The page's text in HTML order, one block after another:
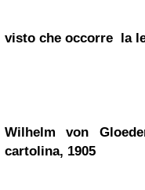
visto che occorre la
Wilhelm von
cartolina, 1905